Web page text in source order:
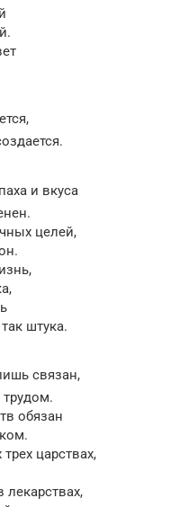
и вкуса
целей,
штука.
связан,
обязан
царствах,
лекарствах,